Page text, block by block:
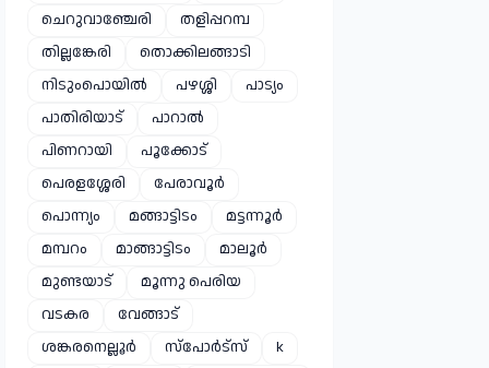
ചെറുവാഞ്ചേരി
തളിപ്പറമ്പ
തില്ലങ്കേരി
തൊക്കിലങ്ങാടി
നിടുംപൊയിൽ
പഴശ്ശി
പാട്യം
പാതിരിയാട്
പാറാൽ
പിണറായി
പൂക്കോട്
പെരളശ്ശേരി
പേരാവൂർ
പൊന്ന്യം
മങ്ങാട്ടിടം
മട്ടന്നൂർ
മമ്പറം
മാങ്ങാട്ടിടം
മാലൂർ
മുണ്ടയാട്
മൂന്നു പെരിയ
വടകര
വേങ്ങാട്
ശങ്കരനെല്ലൂർ
സ്പോർട്സ്
k